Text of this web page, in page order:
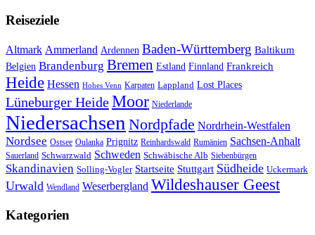
Reiseziele
Altmark Ammerland Ardennen Baden-Württemberg Baltikum
Belgien Brandenburg Bremen Estland Finnland Frankreich
Heide Hessen Hohes Venn Karpaten Lappland Lost Places
Lüneburger HeideMoor Niederlande
Niedersachsen Nordpfade Nordrhein-Westfalen
Nordsee Ostsee Oulanka Prignitz Reinhardswald Rumänien Sachsen-Anhalt
Sauerland Schwarzwald Schweden Schwäbische Alb Siebenbürgen
Skandinavien Solling-Vogler Startseite Stuttgart Südheide Uckermark
Urwald Wendland Weserbergland Wildeshauser Geest
Kategorien